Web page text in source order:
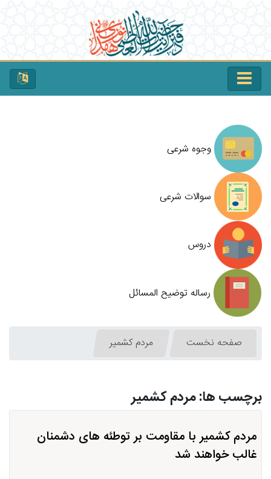
وجوه شرعی
سوالات شرعی
دروس
رساله توضیح المسائل
صفحه نخست مردم كشمیر
برچسب ها: مردم كشمیر
مردم کشمیر با مقاومت بر توطئه های دشمنان
غالب خواهند شد